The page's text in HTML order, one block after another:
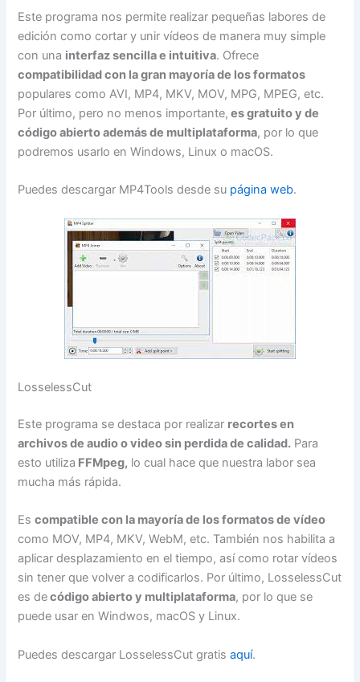
Este programa nos permite realizar pequeñas labores de
edición como cortar y unir vídeos de manera muy simple
con una interfaz sencilla e intuitiva. Ofrece
compatibilidad con la gran mayoría de los formatos
populares como AVI, MP4, MKV, MOV, MPG, MPEG, etc.
Por último, pero no menos importante, es gratuito y de
código abierto además de multiplataforma, por lo que
podremos usarlo en Windows, Linux o macOS.
Puedes descargar MP4Tools desde su página web.
LosselessCut
Este programa se destaca por realizar recortes en
archivos de audio o video sin perdida de calidad. Para
esto utiliza FFMpeg, lo cual hace que nuestra labor sea
mucha más rápida.
Escompatible con la mayoría de los formatos de vídeo
como MOV, MP4, MKV, WebM, etc. También nos habilita a
aplicar desplazamiento en el tiempo, así como rotar vídeos
sin tener que volver a codificarlos. Por último, LosselessCut
es decódigo abierto y multiplataforma, por lo que se
puede usar en Windwos, macOS y Linux.
Puedes descargar LosselessCut gratisaquí.